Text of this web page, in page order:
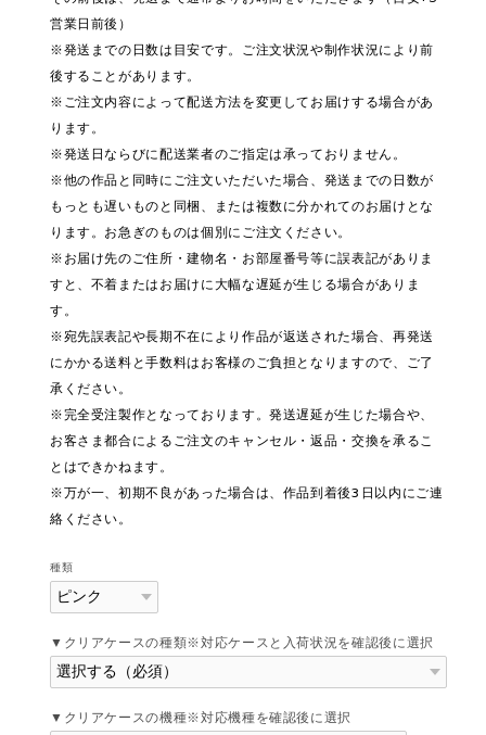
営業日前後）
※発送までの日数は目安です。ご注文状況や制作状況により前
後することがあります。
※ご注文内容によって配送方法を変更してお届けする場合があ
ります。
※発送日ならびに配送業者のご指定は承っておりません。
※他の作品と同時にご注文いただいた場合、発送までの日数が
もっとも遅いものと同梱、または複数に分かれてのお届けとな
ります。お急ぎのものは個別にご注文ください。
※お届け先のご住所・建物名・お部屋番号等に誤表記がありま
すと、不着またはお届けに大幅な遅延が生じる場合がありま
す。
※宛先誤表記や長期不在により作品が返送された場合、再発送
にかかる送料と手数料はお客様のご負担となりますので、ご了
承ください。
※完全受注製作となっております。発送遅延が生じた場合や、
お客さま都合によるご注文のキャンセル・返品・交換を承るこ
とはできかねます。
※万が一、初期不良があった場合は、作品到着後3日以内にご連
絡ください。
種類
▼クリアケースの種類※対応ケースと入荷状況を確認後に選択
▼クリアケースの機種※対応機種を確認後に選択